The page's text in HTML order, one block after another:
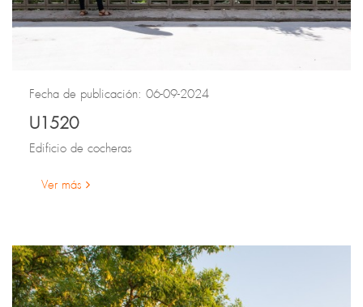
Fecha de publicación: 06-09-2024
U1520
Edificio de cocheras
Ver más